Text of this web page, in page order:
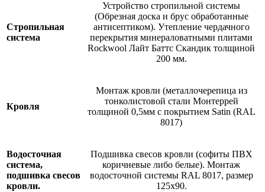
Стропильная
система
Устройство стропильной системы
(Обрезная доска и брус обработанные
антисептиком). Утепление чердачного
перекрытия минераловатными плитами
Rockwool Лайт Баттс Скандик толщиной
200 мм.
Кровля
Монтаж кровли (металлочерепица из
тонколистовой стали Монтеррей
толщиной 0,5мм с покрытием Satin (RAL
8017)
Водосточная
система,
подшивка свесов
кровли.
Подшивка свесов кровли (софиты ПВХ
коричневые либо белые). Монтаж
водосточной системы RAL 8017, размер
125х90.